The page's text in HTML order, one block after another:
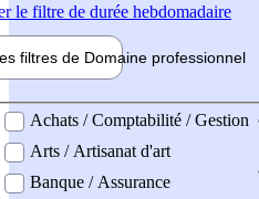
le filtre de durée hebdomadaire
filtres de Domaine professionnel
professionel
Achats / Comptabilité / Gestion
Arts / Artisanat d'art
Banque / Assurance